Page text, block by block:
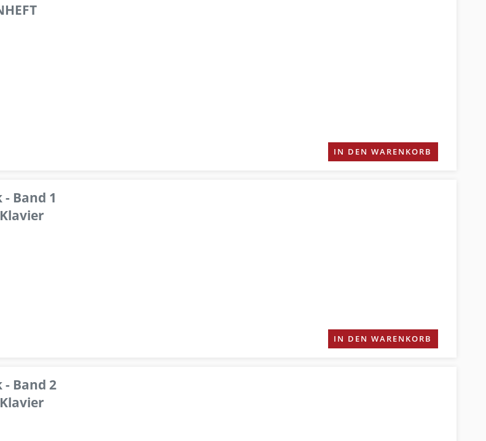
IN DEN WARENKORB
Band 1
IN DEN WARENKORB
Band 2